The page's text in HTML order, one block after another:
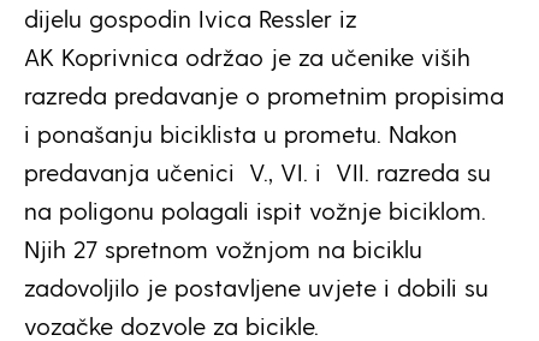
dijelu gospodin Ivica Ressler iz
AK Koprivnica održao je za učenike viših
razreda predavanje o prometnim propisima
i ponašanju biciklista u prometu. Nakon
predavanja učenici V., VI. i VII. razreda su
na poligonu polagali ispit vožnje biciklom.
Njih 27 spretnom vožnjom na biciklu
zadovoljilo je postavljene uvjete i dobili su
vozačke dozvole za bicikle.